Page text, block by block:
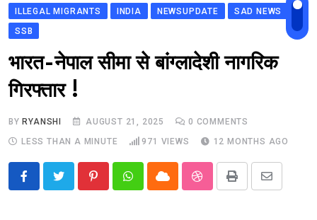
ILLEGAL MIGRANTS
INDIA NEWSUPDATE
SAD NEWS
SSB
भारत-नेपाल सीमा से बांग्लादेशी नागरिक
गिरफ्तार !
BY RYANSHI AUGUST 21, 2025 0 COMMENTS
LESS THAN A MINUTE
971 VIEWS 12 MONTHS AGO
PinterestWhatsappCloud StumbleUpon
Print
Share